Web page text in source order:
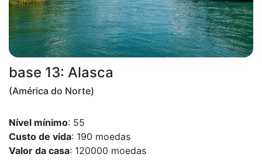
base 13: Alasca
(América do Norte)
Nível mínimo: 55
Custo de vida: 190 moedas
Valor da casa: 120000 moedas